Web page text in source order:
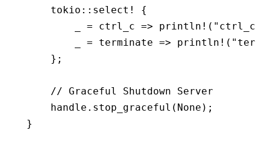
    tokio
:: select!
{
= ctrl_c => println! ( "ctrl_c
= terminate => println! (
    };
    // Graceful Shutdown Server
    handle
. stop_graceful ( None );
}